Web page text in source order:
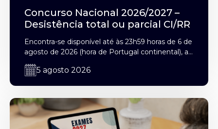
Concurso Nacional 2026/2027 –
Desistência total ou parcial CI/RR
Encontra-se disponível até às 23h59 horas de 6 de
agosto de 2026 (hora de Portugal continental), a...
5 agosto 2026